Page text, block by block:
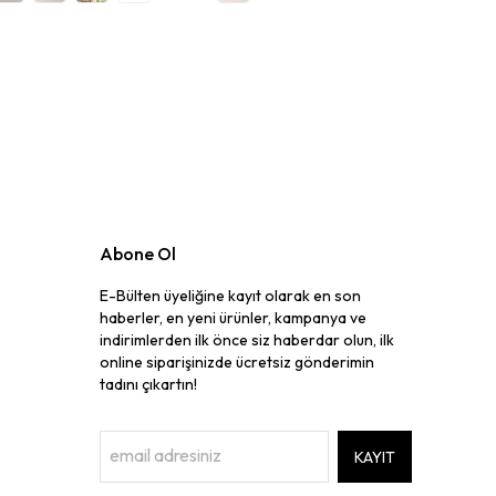
Abone Ol
E-Bülten üyeliğine kayıt olarak en son
haberler, en yeni ürünler, kampanya ve
indirimlerden ilk önce siz haberdar olun, ilk
online siparişinizde ücretsiz gönderimin
tadını çıkartın!
KAYIT